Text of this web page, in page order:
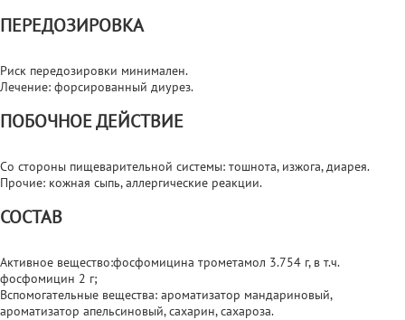
ПЕРЕДОЗИРОВКА
Риск передозировки минимален.
Лечение: форсированный диурез.
ПОБОЧНОЕ ДЕЙСТВИЕ
Cо стороны пищеварительной системы: тошнота, изжога, диарея.
Прочие: кожная сыпь, аллергические реакции.
СОСТАВ
Активное вещество:фосфомицина трометамол 3.754 г, в т.ч.
фосфомицин 2 г;
Вспомогательные вещества: ароматизатор мандариновый,
ароматизатор апельсиновый, сахарин, сахароза.